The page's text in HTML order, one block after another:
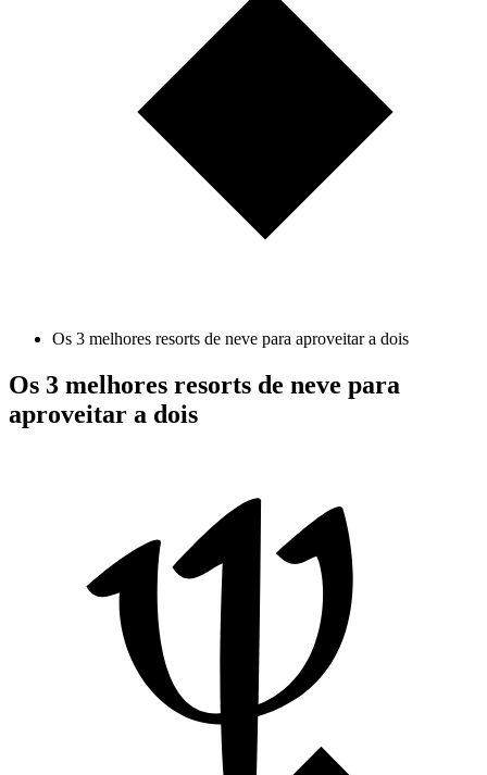
Os 3 melhores resorts de neve para aproveitar a dois
Os 3 melhores resorts de neve para
aproveitar a dois